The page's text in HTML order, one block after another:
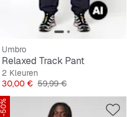
Umbro
Relaxed Track Pant
2 Kleuren
Prijs
30,00 € Originele Prijs
59,99 €
-50%